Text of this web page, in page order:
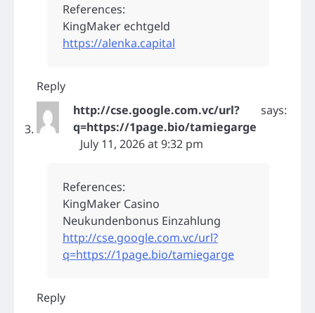
References:
KingMaker echtgeld
https://alenka.capital
Reply
http://cse.google.com.vc/url?
q=https://1page.bio/tamiegarge
says:
July 11, 2026 at 9:32 pm
References:
KingMaker Casino
Neukundenbonus Einzahlung
http://cse.google.com.vc/url?
q=https://1page.bio/tamiegarge
Reply